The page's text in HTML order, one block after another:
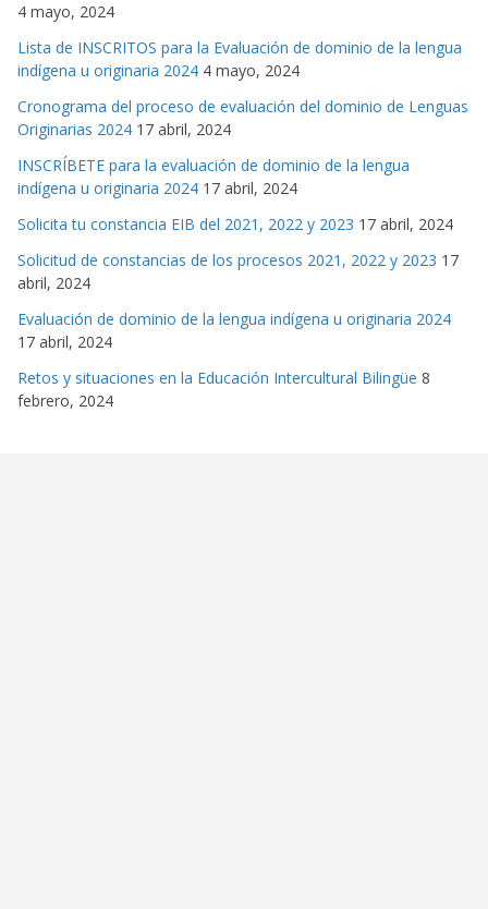
4 mayo, 2024
Lista de INSCRITOS para la Evaluación de dominio de la lengua
indígena u originaria 2024 4 mayo, 2024
Cronograma del proceso de evaluación del dominio de Lenguas
Originarias 2024 17 abril, 2024
INSCRÍBETE para la evaluación de dominio de la lengua
indígena u originaria 2024 17 abril, 2024
Solicita tu constancia EIB del 2021, 2022 y 2023 17 abril, 2024
Solicitud de constancias de los procesos 2021, 2022 y 2023 17
abril, 2024
Evaluación de dominio de la lengua indígena u originaria 2024
17 abril, 2024
Retos y situaciones en la Educación Intercultural Bilingüe 8
febrero, 2024